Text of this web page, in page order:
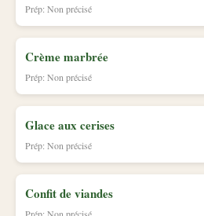
Prép: Non précisé
Crème marbrée
Prép: Non précisé
Glace aux cerises
Prép: Non précisé
Confit de viandes